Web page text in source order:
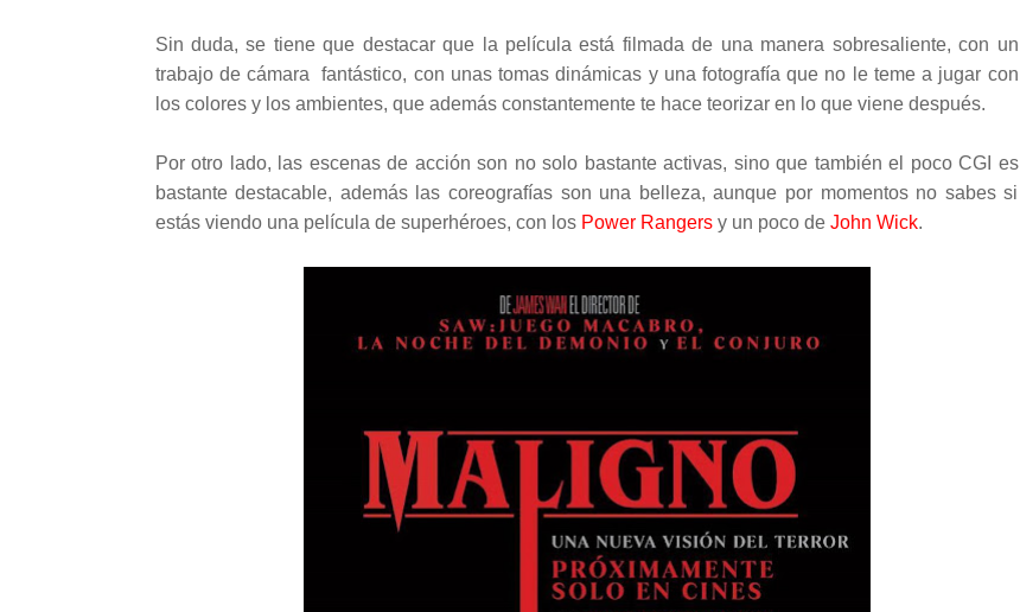
Sin duda, se tiene que destacarque la película está filmada de una manera sobresaliente, con un
trabajo de cámara fantástico, con unas tomas dinámicas y una fotografía que no le teme a jugar con
los colores y los ambientes, que además constantemente te hace teorizar en lo que viene después.
Por otro lado, las escenas de acción son no solo bastante activas, sino que también el poco CGI es
bastante destacable, además las coreografías son una belleza, aunque por momentos no sabes si
estás viendo una película de superhéroes, con los Power Rangersy un poco de John Wick.